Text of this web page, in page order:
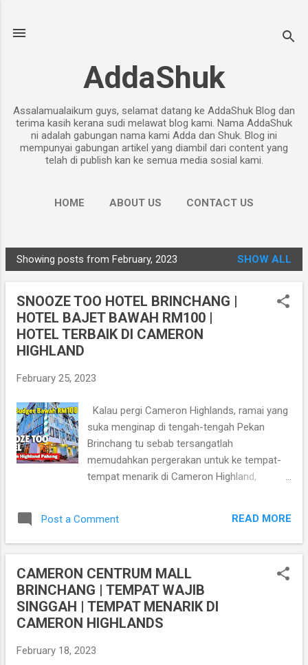
AddaShuk
Assalamualaikum guys, selamat datang ke AddaShuk Blog dan
terima kasih kerana sudi melawat blog kami. Nama AddaShuk
ni adalah gabungan nama kami Adda dan Shuk. Blog ini
mempunyai gabungan artikel yang diambil dari content yang
telah di publish kan ke semua media sosial kami.
HOME ABOUT US CONTACT US
P
o
Showing posts from February, 2023 SHOW ALL
SNOOZE TOO HOTEL BRINCHANG |
HOTEL BAJET BAWAH RM100 |
HOTEL TERBAIK DI CAMERON
HIGHLAND
February 25, 2023
Kalau pergi Cameron Highlands, ramai yang
suka menginap di tengah-tengah Pekan
Brinchang tu sebab tersangatlah
memudahkan pergerakan untuk ke tempat-
tempat menarik di Cameron Highland,
menjelajah tempat menarik di Cameron
Highland. Lokasi Snooze Too Hotel
Lawati juga blog Addashuk untuk lebih
artikel-artikel menarik
https://www.addashuk.com Snooze Too
hotel Brinchang ni walaupun hotel bajet
bersih. Mengetengahkan konsep modern,
Post a Comment READ MORE
CAMERON CENTRUM MALL
BRINCHANG | TEMPAT WAJIB
SINGGAH | TEMPAT MENARIK DI
CAMERON HIGHLANDS
February 18, 2023